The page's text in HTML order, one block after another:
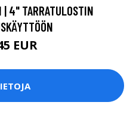
4" TARRATULOSTIN
EUR